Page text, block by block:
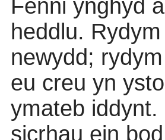
Fenni ynghyd â
heddlu.
newydd;
eu creu yn
ymateb iddynt.
sicrhau ein